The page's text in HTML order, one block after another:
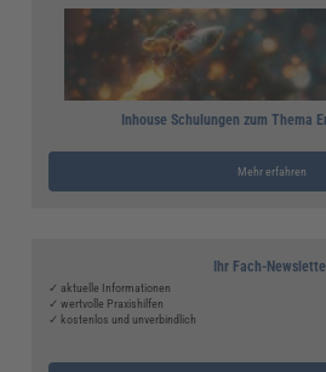
Inhouse Schulungen zum Thema
Mehr erfahren
Ihr Fach-
✓ aktuelle Informationen
✓ wertvolle Praxishilfen
✓ kostenlos und unverbindlich